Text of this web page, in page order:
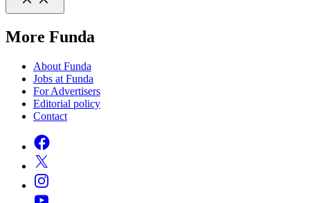
More Funda
About Funda
Jobs at Funda
For Advertisers
Editorial policy
Contact